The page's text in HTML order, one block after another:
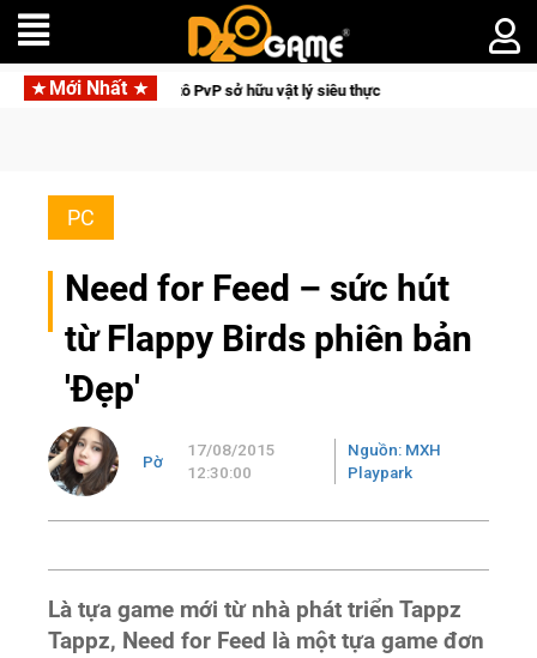
Mới Nhất
tô PvP sở hữu vật lý siêu thực CFVL 2026 Mùa 2 khép lại
PC
Need for Feed – sức hút
từ Flappy Birds phiên bản
'Đẹp'
Pờ
17/08/2015
12:30:00
Nguồn: MXH
Playpark
Là tựa game mới từ nhà phát triển Tappz
Tappz, Need for Feed là một tựa game đơn